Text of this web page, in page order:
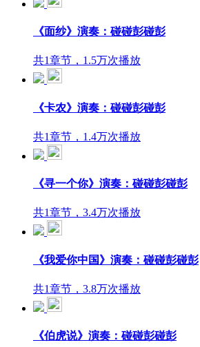
《面纱》演奏：碰碰彭碰彭
共1章节，1.5万次播放
《卡农》演奏：碰碰彭碰彭
共1章节，1.4万次播放
《寻一个你》演奏：碰碰彭碰彭
共1章节，3.4万次播放
《我爱你中国》演奏：碰碰彭碰彭
共1章节，3.8万次播放
《伯虎说》演奏：碰碰彭碰彭